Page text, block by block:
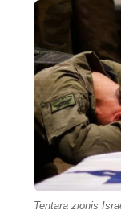
Tentara zionis